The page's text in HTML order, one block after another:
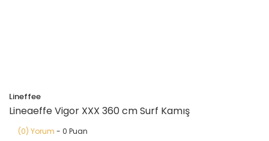
Lineffee
Lineaeffe Vigor XXX 360 cm Surf Kamış
(0) Yorum - 0 Puan